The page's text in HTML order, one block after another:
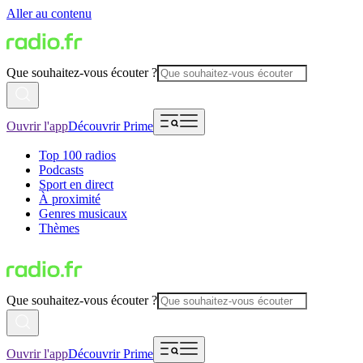
Aller au contenu
Que souhaitez-vous écouter ?
Ouvrir l'appDécouvrir Prime
Top 100 radios
Podcasts
Sport en direct
À proximité
Genres musicaux
Thèmes
Que souhaitez-vous écouter ?
Ouvrir l'appDécouvrir Prime